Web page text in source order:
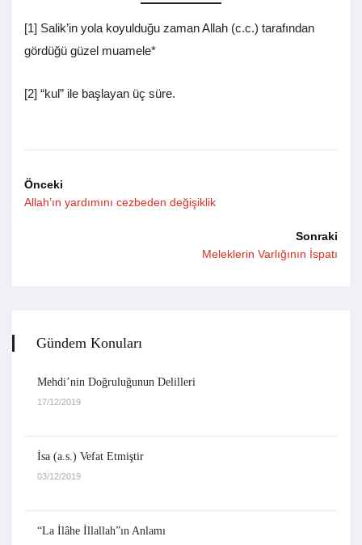
[1] Salik’in yola koyulduğu zaman Allah (c.c.) tarafından
gördüğü güzel muamele*
[2] “kul” ile başlayan üç süre.
Önceki
Allah’ın yardımını cezbeden değişiklik
Sonraki
Meleklerin Varlığının İspatı
Gündem Konuları
Mehdi’nin Doğruluğunun Delilleri
17/12/2019
İsa (a.s.) Vefat Etmiştir
03/12/2019
“La İlâhe İllallah”ın Anlamı